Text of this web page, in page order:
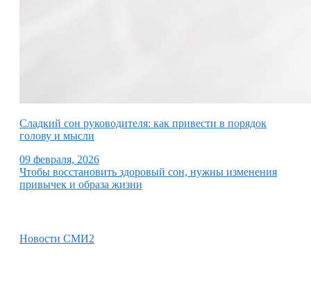
Сладкий сон руководителя: как привести в порядок
голову и мысли
09 февраля, 2026
Чтобы восстановить здоровый сон, нужны изменения
привычек и образа жизни
Новости СМИ2